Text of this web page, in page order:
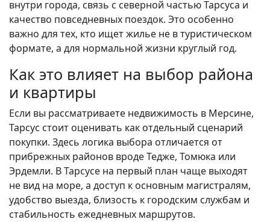
внутри города, связь с северной частью Тарсуса и
качество повседневных поездок. Это особенно
важно для тех, кто ищет жилье не в туристическом
формате, а для нормальной жизни круглый год.
Как это влияет на выбор района
и квартиры
Если вы рассматриваете недвижимость в Мерсине,
Тарсус стоит оценивать как отдельный сценарий
покупки. Здесь логика выбора отличается от
прибрежных районов вроде Тедже, Томюка или
Эрдемли. В Тарсусе на первый план чаще выходят
не вид на море, а доступ к основным магистралям,
удобство выезда, близость к городским службам и
стабильность ежедневных маршрутов.